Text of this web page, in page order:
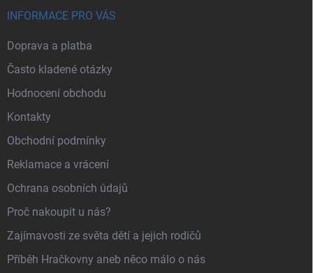
INFORMACE PRO VÁS
Doprava a platba
Často kladené otázky
Hodnocení obchodu
Kontakty
Obchodní podmínky
Reklamace a vrácení
Ochrana osobních údajů
Proč nakoupit u nás?
Zajímavosti ze světa dětí a jejich rodičů
Příběh Hračkovny aneb něco málo o nás